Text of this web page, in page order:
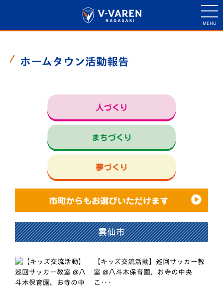
ホームタウン活動報告
雲仙市
【キッズ交流活動】巡回サッカー教
室 @八斗木保育園、お寺の中央
こ･･･